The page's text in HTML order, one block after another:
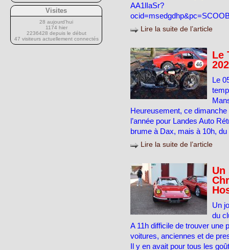
AA1lIaSr?
Lire la suite de l’article
Le
Le
Heureusement, ce
l’année pour Landes Auto
brume à Dax, mais à 10h,
Lire la suite de l’article
Un
Un
du
A 11h difficile de trouver une
voitures, anciennes et de
Il y en avait pour tous les
Visites
28 aujourd’hui
1174 hier
2236428 depuis le début
47 visiteurs actuellement connectés